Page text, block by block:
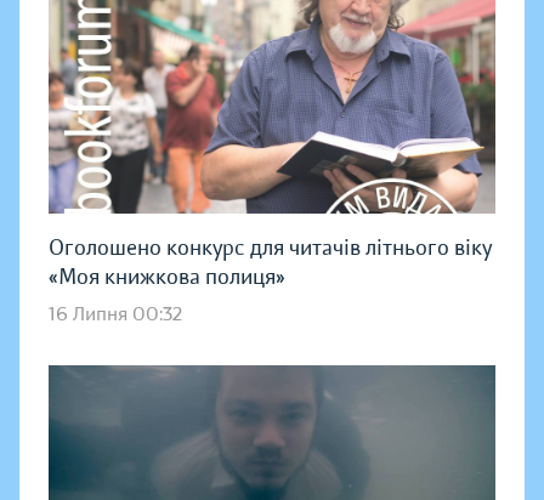
Оголошено конкурс для читачів літнього віку
«Моя книжкова полиця»
16 Липня 00:32